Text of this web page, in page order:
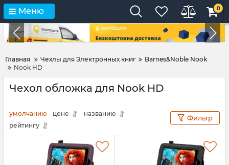
Меню 0
Главная Чехлы для Электронных книг
Barnes&Noble Nook
Nook HD
Чехол обложка для Nook HD
умолчанию цене
названию
рейтингу
Фильтр